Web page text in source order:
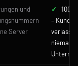
und
Server
✓
100
–
verlassen
niemals